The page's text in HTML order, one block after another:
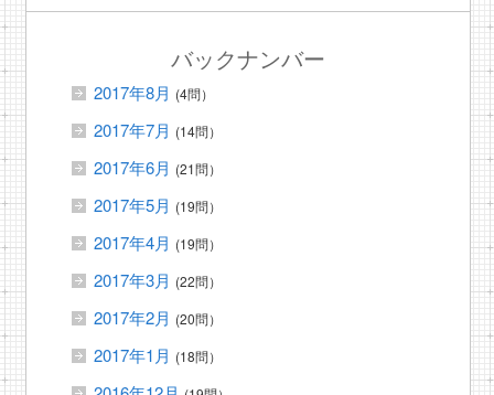
バックナンバー
2017年8月 (4問）
2017年7月 (14問）
2017年6月 (21問）
2017年5月 (19問）
2017年4月 (19問）
2017年3月 (22問）
2017年2月 (20問）
2017年1月 (18問）